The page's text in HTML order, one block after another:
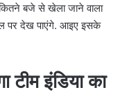
बजे से खेला जाने वाला
पर देख पाएंगे. आइए इसके
इंडिया का